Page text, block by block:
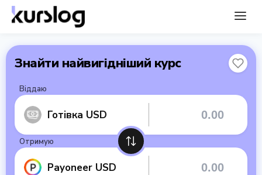
Знайти найвигідніший курс
Віддаю
Готівка USD
Отримую
Payoneer USD